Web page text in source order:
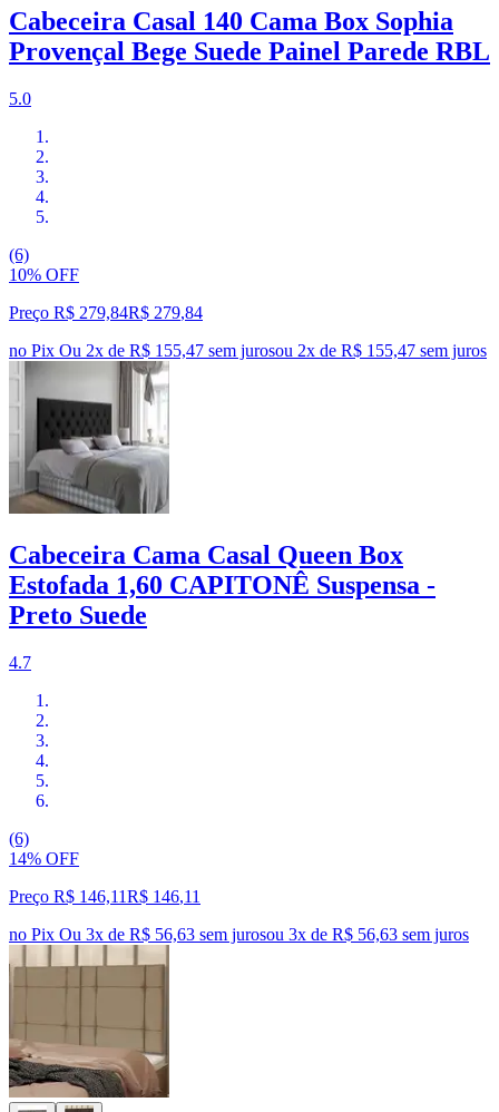
Cabeceira Casal 140 Cama Box Sophia
Provençal Bege Suede Painel Parede RBL
5.0
(6)
10% OFF
Preço R$ 279,84R$ 279,84
no Pix Ou 2x de R$ 155,47 sem jurosou 2x de R$ 155,47 sem juros
Cabeceira Cama Casal Queen Box
Estofada 1,60 CAPITONÊ Suspensa -
Preto Suede
4.7
(6)
14% OFF
Preço R$ 146,11R$ 146,11
no Pix Ou 3x de R$ 56,63 sem jurosou 3x de R$ 56,63 sem juros